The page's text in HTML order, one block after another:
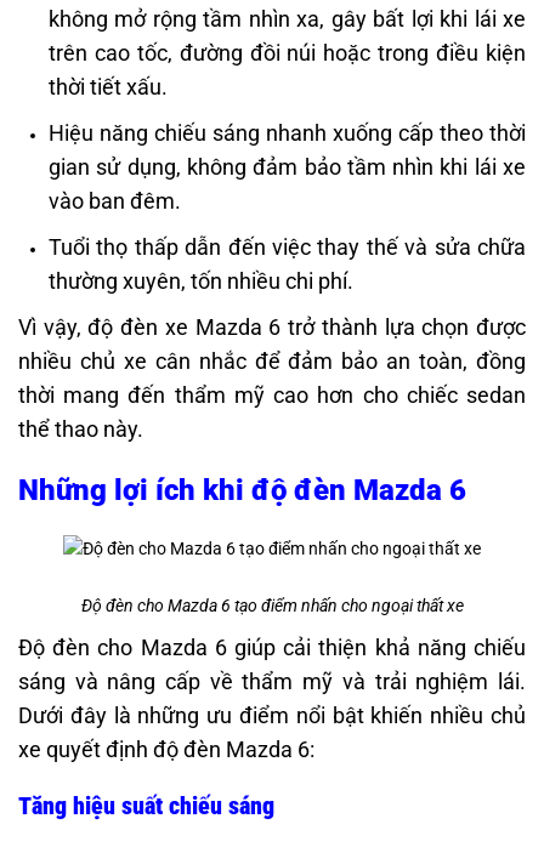
không mở rộng tầm nhìn xa, gây bất lợi khi lái xe
trên cao tốc, đường đồi núi hoặc trong điều kiện
thời tiết xấu.
Hiệu năng chiếu sáng nhanh xuống cấp theo thời
gian sử dụng, không đảm bảo tầm nhìn khi lái xe
vào ban đêm.
Tuổi thọ thấp dẫn đến việc thay thế và sửa chữa
thường xuyên, tốn nhiều chi phí.
Vì vậy, độ đèn xe Mazda 6 trở thành lựa chọn được
nhiều chủ xe cân nhắc để đảm bảo an toàn, đồng
thời mang đến thẩm mỹ cao hơn cho chiếc sedan
thể thao này.
Những lợi ích khi độ đèn Mazda 6
Độ đèn cho Mazda 6 tạo điểm nhấn cho ngoại thất xe
Độ đèn cho Mazda 6 giúp cải thiện khả năng chiếu
sáng và nâng cấp về thẩm mỹ và trải nghiệm lái.
Dưới đây là những ưu điểm nổi bật khiến nhiều chủ
xe quyết định độ đèn Mazda 6:
Tăng hiệu suất chiếu sáng